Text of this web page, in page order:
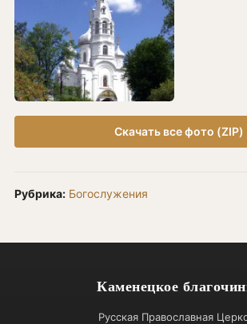
Скачать все фото (ZIP)
Рубрика: Богослужения
Каменецкое
Русская Православная